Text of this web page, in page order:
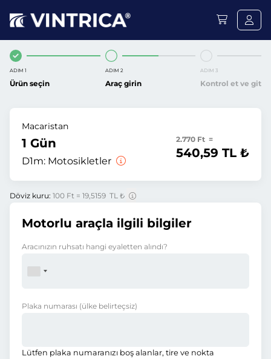
ADIM 1
Ürün seçin
ADIM 2
Araç girin
ADIM 3
Kontrol et ve git
Macaristan
1 Gün
D1m: Motosikletler
2.770 Ft =
540,59 TL ₺
Döviz kuru: 100 Ft = 19,5159 TL ₺
Motorlu araçla ilgili bilgiler
Aracınızın ruhsatı hangi eyaletten alındı?
Plaka numarası (ülke belirteçsiz)
Lütfen plaka numaranızı boş alanlar, tire ve nokta